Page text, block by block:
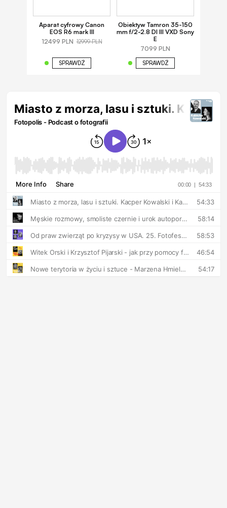
Aparat cyfrowy Canon
EOS R6 mark III
12499 PLN 12999 PLN
SPRAWDŹ
Obiektyw Tamron 35-150
mm f/2-2.8 DI III VXD Sony
E
7099 PLN
SPRAWDŹ